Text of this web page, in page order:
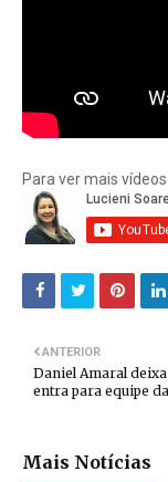
Para ver mais
ANTERIOR
Daniel Amaral
entra para equipe
Mais Notícias